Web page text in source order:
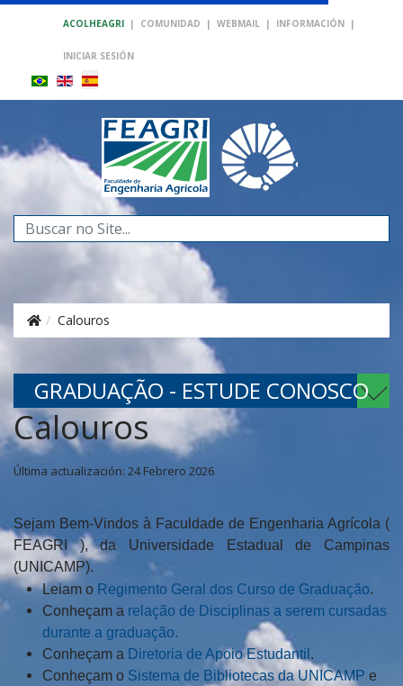
ACOLHEAGRI | COMUNIDAD | WEBMAIL | INFORMACIÓN |
INICIAR SESIÓN
Buscar...
Calouros
GRADUAÇÃO - ESTUDE CONOSCO
Calouros
Última actualización: 24 Febrero 2026
Sejam Bem-Vindos à Faculdade de Engenharia Agrícola (
FEAGRI ), da Universidade Estadual de Campinas
(UNICAMP).
Leiam o Regimento Geral dos Curso de Graduação.
Conheçam a relação de Disciplinas a serem cursadas
durante a graduação.
Conheçam a Diretoria de Apoio Estudantil .
Conheçam o Sistema de Bibliotecas da UNICAMP e